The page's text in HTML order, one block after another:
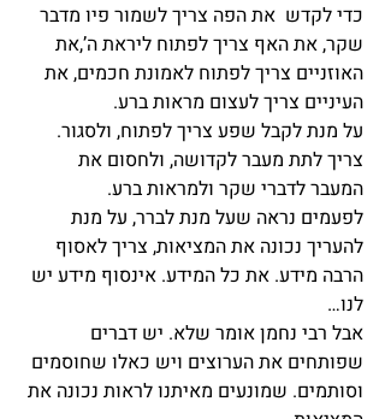
כדי לקדש  את הפה צריך לשמור פיו מדבר
שקר, את האף צריך לפתוח ליראת ה’,את
האוזניים צריך לפתוח לאמונת חכמים, את
העיניים צריך לעצום מראות ברע.
על מנת לקבל שפע צריך לפתוח, ולסגור.
צריך לתת מעבר לקדושה, ולחסום את
המעבר לדברי שקר ולמראות ברע.
לפעמים נראה שעל מנת לברר, על מנת
להעריך נכונה את המציאות, צריך לאסוף
הרבה מידע. את כל המידע. אינסוף מידע יש
לנו…
אבל רבי נחמן אומר שלא. יש דברים
שפותחים את הערוצים ויש כאלו שחוסמים
וסותמים. שמונעים מאיתנו לראות נכונה את